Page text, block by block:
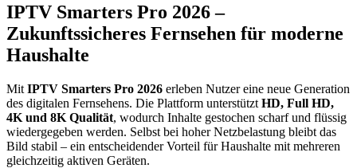
IPTV Smarters Pro 2026 –
Zukunftssicheres Fernsehen für moderne
Haushalte
Mit IPTV Smarters Pro 2026 erleben Nutzer eine neue Generation
des digitalen Fernsehens. Die Plattform unterstützt HD, Full HD,
4K und 8K Qualität, wodurch Inhalte gestochen scharf und flüssig
wiedergegeben werden. Selbst bei hoher Netzbelastung bleibt das
Bild stabil – ein entscheidender Vorteil für Haushalte mit mehreren
gleichzeitig aktiven Geräten.